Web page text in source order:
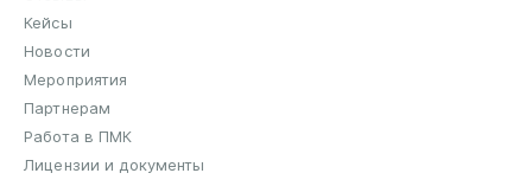
Кейсы
Новости
Мероприятия
Партнерам
Работа в ПМК
Лицензии и документы